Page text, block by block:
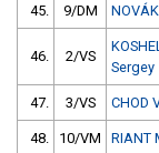
45. 9/DM
46. 2/VS
Sergey
47. 3/VS CHOD
48. 10/VM RIANT